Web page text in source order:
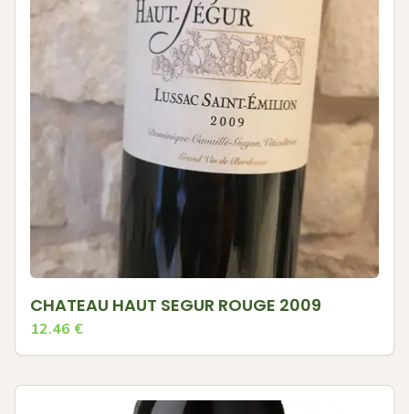
CHATEAU HAUT SEGUR ROUGE 2009
12.46 €